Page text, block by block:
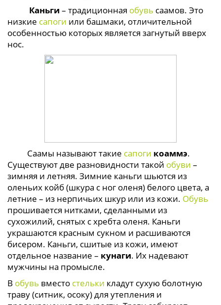
Каньги – традиционная обувь саамов. Это
низкие сапоги или башмаки, отличительной
особенностью которых является загнутый вверх
нос.
Саамы называют такие сапоги коаммэ.
Существуют две разновидности такой обуви –
зимняя и летняя. Зимние каньги шьются из
оленьих койб (шкура с ног оленя) белого цвета, а
летние – из нерпичьих шкур или из кожи. Обувь
прошивается нитками, сделанными из
сухожилий, снятых с хребта оленя. Каньги
украшаются красным сукном и расшиваются
бисером. Каньги, сшитые из кожи, имеют
отдельное название – кунаги. Их надевают
мужчины на промысле.
В обувь вместо стельки кладут сухую болотную
траву (ситник, осоку) для утепления и